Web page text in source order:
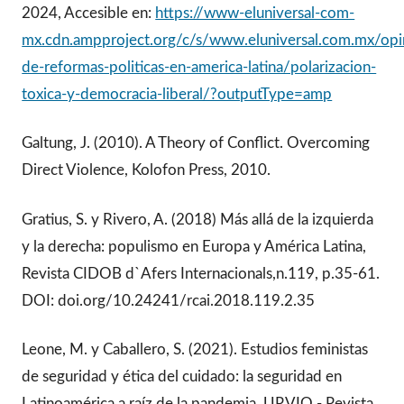
2024, Accesible en: https://www-eluniversal-com-
mx.cdn.ampproject.org/c/s/www.eluniversal.com.mx/
de-reformas-politicas-en-america-latina/polarizacion-
toxica-y-democracia-liberal/?outputType=amp
Galtung, J. (2010). A Theory of Conflict. Overcoming
Direct Violence, Kolofon Press, 2010.
Gratius, S. y Rivero, A. (2018) Más allá de la izquierda
y la derecha: populismo en Europa y América Latina,
Revista CIDOB d`Afers Internacionals,n.119, p.35-61.
DOI: doi.org/10.24241/rcai.2018.119.2.35
Leone, M. y Caballero, S. (2021). Estudios feministas
de seguridad y ética del cuidado: la seguridad en